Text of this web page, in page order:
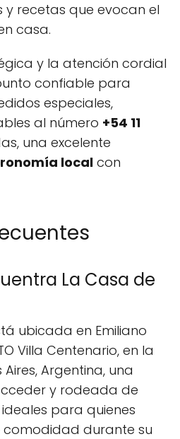
y recetas que evocan el
casa.
y la atención cordial
confiable para
especiales,
al número +54 11
una excelente
local con
La Casa de
ubicada en Emiliano
Villa Centenario, en la
Argentina, una
y rodeada de
para quienes
durante su